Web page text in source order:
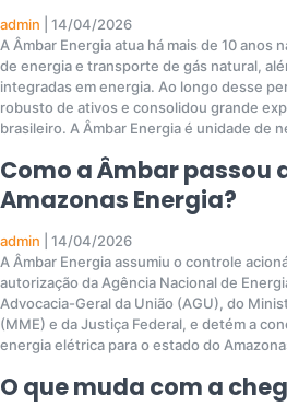
admin
14/04/2026
A Âmbar Energia atua há mais de 10 anos
de energia e transporte de gás natural,
integradas em energia. Ao longo desse
robusto de ativos e consolidou grande
brasileiro. A Âmbar Energia é unidade de
Como a Âmbar passou
Amazonas Energia?
admin
14/04/2026
A Âmbar Energia assumiu o controle
autorização da Agência Nacional de
Advocacia-Geral da União (AGU), do
(MME) e da Justiça Federal, e detém a
energia elétrica para o estado do
O que muda com a